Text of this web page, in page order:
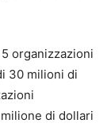
organizzazioni
30 milioni di
di dollari